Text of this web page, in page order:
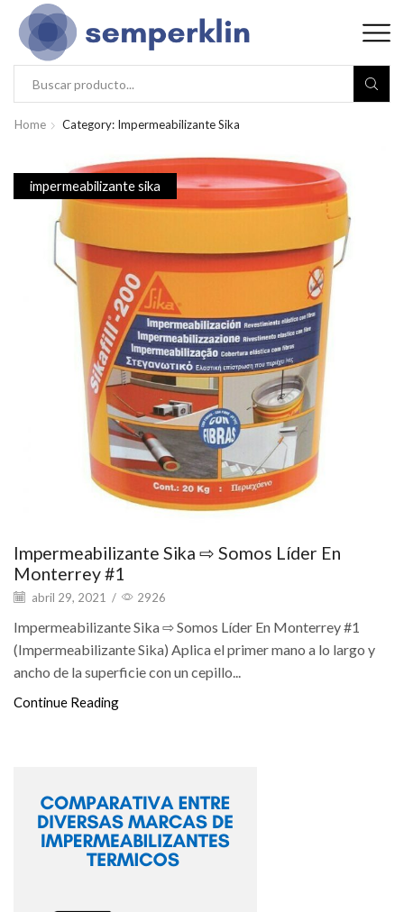
Home Category: Impermeabilizante Sika
impermeabilizante sika
Impermeabilizante Sika ⇨ Somos Líder En
Monterrey #1
abril 29, 2021 / 2926
Impermeabilizante Sika ⇨ Somos Líder En Monterrey #1
(Impermeabilizante Sika) Aplica el primer mano a lo largo y
ancho de la superficie con un cepillo...
Continue Reading